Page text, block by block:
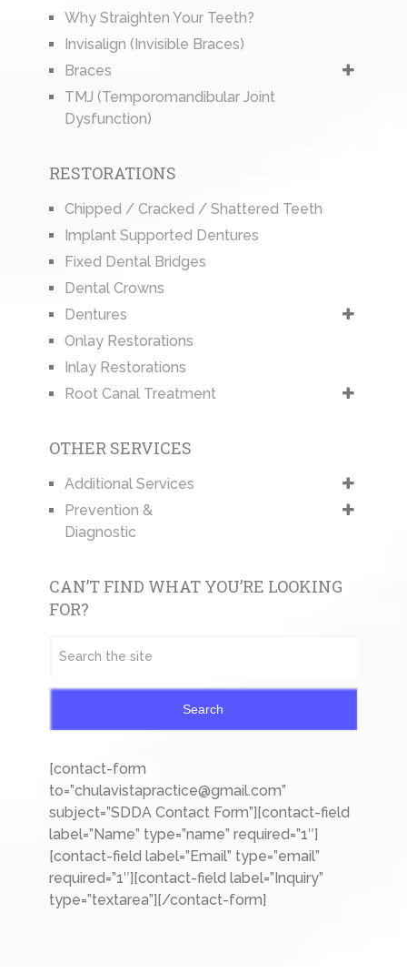
Why Straighten Your Teeth?
Invisalign (Invisible Braces)
Braces
TMJ (Temporomandibular Joint
Dysfunction)
RESTORATIONS
Chipped / Cracked / Shattered Teeth
Implant Supported Dentures
Fixed Dental Bridges
Dental Crowns
Dentures
Onlay Restorations
Inlay Restorations
Root Canal Treatment
OTHER SERVICES
Additional Services
Prevention &
Diagnostic
CAN’T FIND WHAT YOU’RE LOOKING
FOR?
Search
[contact-form
to=”chulavistapractice@gmail.com”
subject=”SDDA Contact Form”][contact-field
label=”Name” type=”name” required=”1″]
[contact-field label=”Email” type=”email”
required=”1″][contact-field label=”Inquiry”
type=”textarea”][/contact-form]